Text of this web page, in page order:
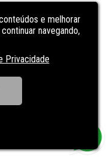
e melhorar
navegando,
Privacidade